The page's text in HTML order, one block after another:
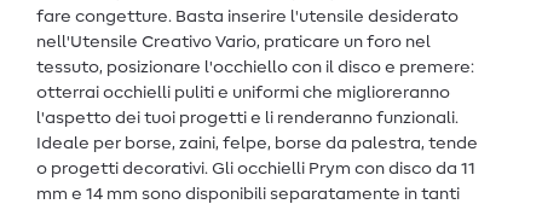
fare congetture. Basta inserire l'utensile desiderato
nell'Utensile Creativo Vario, praticare un foro nel
tessuto, posizionare l'occhiello con il disco e premere:
otterrai occhielli puliti e uniformi che miglioreranno
l'aspetto dei tuoi progetti e li renderanno funzionali.
Ideale per borse, zaini, felpe, borse da palestra, tende
o progetti decorativi. Gli occhielli Prym con disco da 11
mm e 14 mm sono disponibili separatamente in tanti